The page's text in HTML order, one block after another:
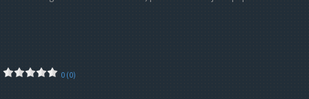
0 (0)